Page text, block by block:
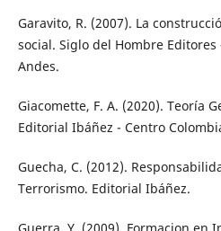
Garavito, R. (2007). La
social. Siglo del Hombre
Andes.
Giacomette, F. A. (2020). Teoría
Editorial Ibáñez - Centro
Guecha, C. (2012).
Terrorismo. Editorial Ibáñez.